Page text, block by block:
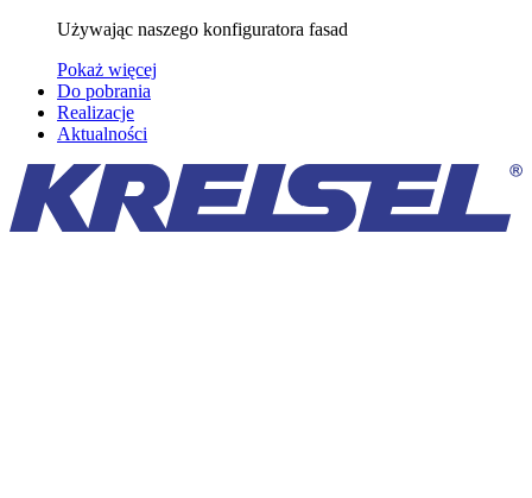
Używając naszego konfiguratora fasad
Pokaż więcej
Do pobrania
Realizacje
Aktualności